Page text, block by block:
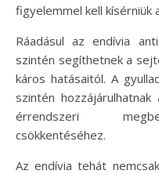
figyelemmel kell kísérniük
Ráadásul az endívia
szintén segíthetnek a
káros hatásaitól. A
szintén
érrendszeri
csökkentéséhez.
Az endívia tehát